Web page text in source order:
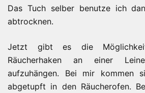
Das Tuch selber benutze ich
abtrocknen.
Jetzt gibt es die
Räucherhaken an einer
aufzuhängen. Bei mir kommen
abgetupft in den Räucherofen.